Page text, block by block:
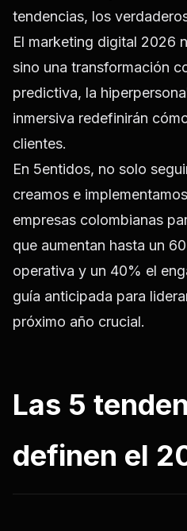
tendencias, los
El marketing digital 2026
sino una transformación
predictiva, la
inmersiva redefinirán
clientes.
En 5entidos, no solo
creamos e
empresas colombianas
que aumentan hasta un
operativa y un 40% el
guía anticipada para
próximo año crucial.
Las 5
definen el